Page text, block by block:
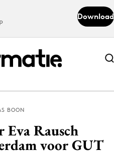
Download
Abonneer nu
Abonneer nu
BOON
Rausch
voor GUT